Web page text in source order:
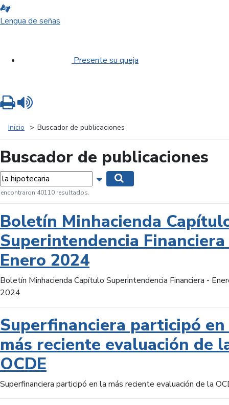
Lengua de señas
Presente su queja
Inicio Buscador de publicaciones
Buscador de publicaciones
Mostrar opciones de búsqueda
encontraron 40110 resultados.
Boletín Minhacienda
Superintendencia
Enero 2024
Boletín Minhacienda Capítulo Superintendencia Financiera -
2024
Superfinanciera participó
más reciente evaluación de
OCDE
Superfinanciera participó en la más reciente evaluación de la
Imprimir